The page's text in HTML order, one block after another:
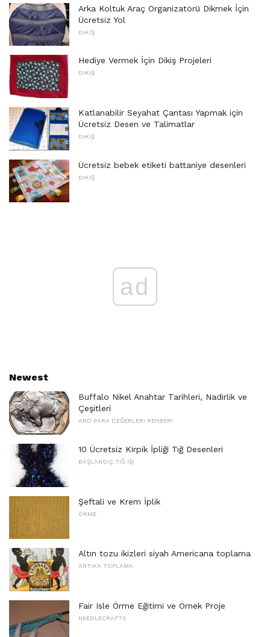
Arka Koltuk Araç Organizatörü Dikmek İçin
Ücretsiz Yol
DIKIŞ
Hediye Vermek İçin Dikiş Projeleri
DIKIŞ
Katlanabilir Seyahat Çantası Yapmak için
Ücretsiz Desen ve Talimatlar
DIKIŞ
Ücretsiz bebek etiketi battaniye desenleri
DIKIŞ
ad
Newest
Buffalo Nikel Anahtar Tarihleri, Nadirlik ve
Çeşitleri
ABD PARA DEĞERLERI REHBERI
10 Ücretsiz Kirpik İpliği Tığ Desenleri
BAŞLANGIÇ ​​TIĞ IŞI
Şeftali ve Krem İplik
ÖRME
Altın tozu ikizleri siyah Americana toplama
ANTIKA TOPLAMA
Fair Isle Örme Eğitimi ve Örnek Proje
NEEDLECRAFTS